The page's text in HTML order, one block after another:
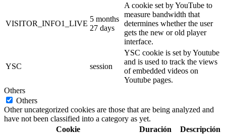
VISITOR_INFO1_LIVE
5 months
27 days
A cookie set by YouTube to
measure bandwidth that
determines whether the user
gets the new or old player
interface.
YSC session
YSC cookie is set by Youtube
and is used to track the views
of embedded videos on
Youtube pages.
Others
Others
Other uncategorized cookies are those that are being analyzed and
have not been classified into a category as yet.
Cookie
Duración
Descripción